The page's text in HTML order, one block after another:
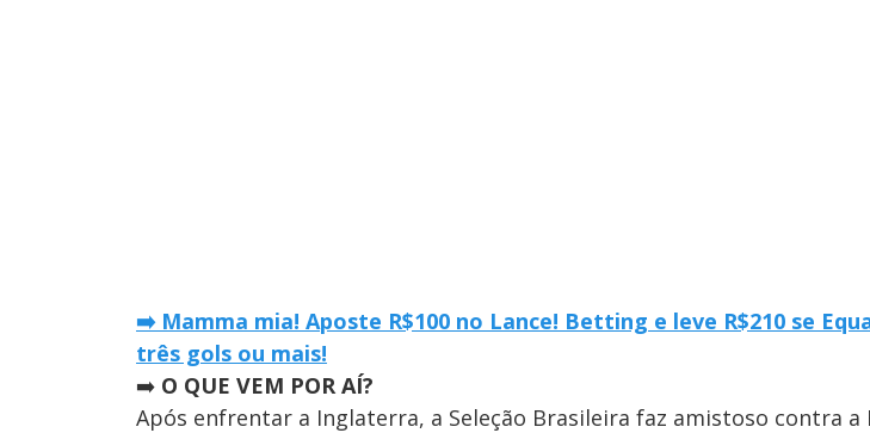
➡️ Mamma mia! Aposte R$100 no Lance! Betting e leve R$210 se
três gols ou mais!
➡️ O QUE VEM POR AÍ?
Após enfrentar a Inglaterra, a Seleção Brasileira faz amistoso contra a